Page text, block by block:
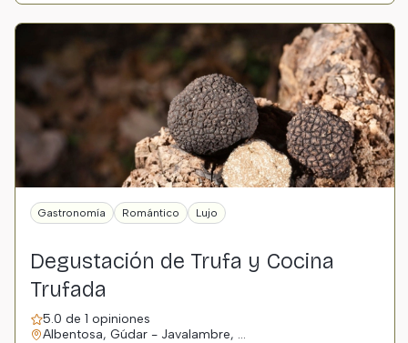
Gastronomía Romántico Lujo
Degustación de Trufa y Cocina
Trufada
5.0 de 1 opiniones
Albentosa, Gúdar - Javalambre, …